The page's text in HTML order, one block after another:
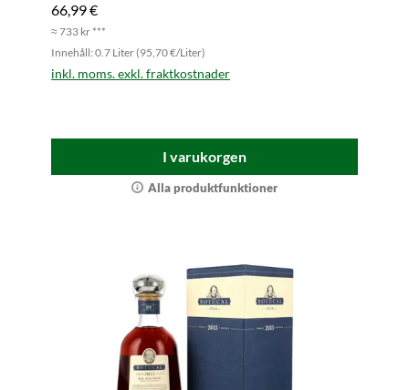
66,99 €
≈ 733 kr ***
Innehåll: 0.7 Liter (95,70 €/Liter)
inkl. moms. exkl. fraktkostnader
I varukorgen
Alla produktfunktioner